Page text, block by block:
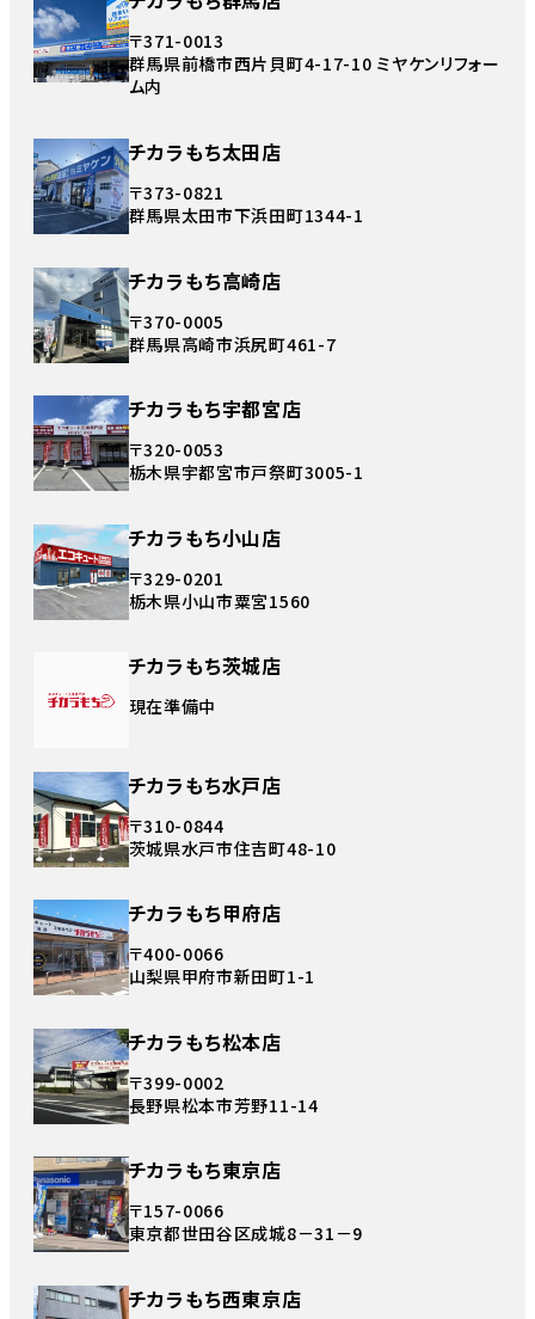
〒371-0013
群馬県前橋市西片貝町4-17-10 ミヤケンリフォー
ム内
チカラもち太田店
〒373-0821
群馬県太田市下浜田町1344-1
チカラもち高崎店
〒370-0005
群馬県高崎市浜尻町461-7
チカラもち宇都宮店
〒320-0053
栃木県宇都宮市戸祭町3005-1
チカラもち小山店
〒329-0201
栃木県小山市粟宮1560
チカラもち茨城店
現在準備中
チカラもち水戸店
〒310-0844
茨城県水戸市住吉町48-10
チカラもち甲府店
〒400-0066
山梨県甲府市新田町1-1
チカラもち松本店
〒399-0002
長野県松本市芳野11-14
チカラもち東京店
〒157-0066
東京都世田谷区成城8－31－9
チカラもち西東京店